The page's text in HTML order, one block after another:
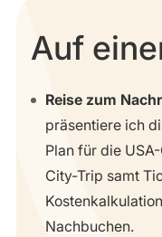
Auf
Reise zum
präsentiere ich
Plan für die
City-Trip samt
Nachbuchen.